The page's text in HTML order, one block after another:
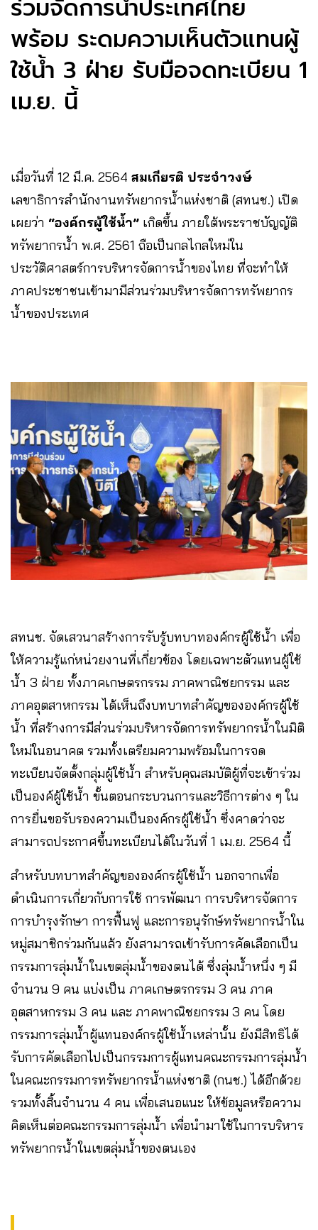
ร่วมจัดการน้ำประเทศไทย
พร้อม ระดมความเห็นตัวแทนผู้
ใช้น้ำ 3 ฝ่าย รับมือจดทะเบียน 1
เม.ย. นี้
เมื่อวันที่ 12 มี.ค. 2564 สมเกียรติ ประจำวงษ์
เลขาธิการสำนักงานทรัพยากรน้ำแห่งชาติ (สทนช.) เปิด
เผยว่า “องค์กรผู้ใช้น้ำ” เกิดขึ้น ภายใต้พระราชบัญญัติ
ทรัพยากรน้ำ พ.ศ. 2561 ถือเป็นกลไกลใหม่ใน
ประวัติศาสตร์การบริหารจัดการน้ำของไทย ที่จะทำให้
ภาคประชาชนเข้ามามีส่วนร่วมบริหารจัดการทรัพยากร
น้ำของประเทศ
สทนช. จัดเสวนาสร้างการรับรู้บทบาทองค์กรผู้ใช้น้ำ เพื่อ
ให้ความรู้แก่หน่วยงานที่เกี่ยวข้อง โดยเฉพาะตัวแทนผู้ใช้
น้ำ 3 ฝ่าย ทั้งภาคเกษตรกรรม ภาคพาณิชยกรรม และ
ภาคอุตสาหกรรม ได้เห็นถึงบทบาทสำคัญขององค์กรผู้ใช้
น้ำ ที่สร้างการมีส่วนร่วมบริหารจัดการทรัพยากรน้ำในมิติ
ใหม่ในอนาคต รวมทั้งเตรียมความพร้อมในการจด
ทะเบียนจัดตั้งกลุ่มผู้ใช้น้ำ สำหรับคุณสมบัติผู้ที่จะเข้าร่วม
เป็นองค์ผู้ใช้น้ำ ขั้นตอนกระบวนการและวิธีการต่าง ๆ ใน
การยื่นขอรับรองความเป็นองค์กรผู้ใช้น้ำ ซึ่งคาดว่าจะ
สามารถประกาศขึ้นทะเบียนได้ในวันที่ 1 เม.ย. 2564 นี้
สำหรับบทบาทสำคัญขององค์กรผู้ใช้น้ำ นอกจากเพื่อ
ดำเนินการเกี่ยวกับการใช้ การพัฒนา การบริหารจัดการ
การบำรุงรักษา การฟื้นฟู และการอนุรักษ์ทรัพยากรน้ำใน
หมู่สมาชิกร่วมกันแล้ว ยังสามารถเข้ารับการคัดเลือกเป็น
กรรมการลุ่มน้ำในเขตลุ่มน้ำของตนได้ ซึ่งลุ่มน้ำหนึ่ง ๆ มี
จำนวน 9 คน แบ่งเป็น ภาคเกษตรกรรม 3 คน ภาค
อุตสาหกรรม 3 คน และ ภาคพาณิชยกรรม 3 คน โดย
กรรมการลุ่มน้ำผู้แทนองค์กรผู้ใช้น้ำเหล่านั้น ยังมีสิทธิได้
รับการคัดเลือกไปเป็นกรรมการผู้แทนคณะกรรมการลุ่มน้ำ
ในคณะกรรมการทรัพยากรน้ำแห่งชาติ (กนช.) ได้อีกด้วย
รวมทั้งสิ้นจำนวน 4 คน เพื่อเสนอแนะ ให้ข้อมูลหรือความ
คิดเห็นต่อคณะกรรมการลุ่มน้ำ เพื่อนำมาใช้ในการบริหาร
ทรัพยากรน้ำในเขตลุ่มน้ำของตนเอง